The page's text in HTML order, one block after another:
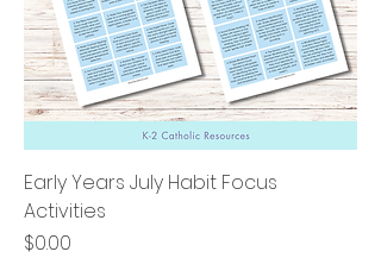
Early Years July Habit Focus
Activities
価格
$0.00